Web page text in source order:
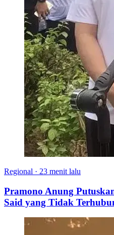
Regional · 23 menit lalu
Pramono Anung
Said yang Tidak